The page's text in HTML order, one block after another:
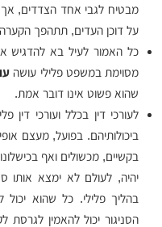
מבטיח לגבי אחד הצדדים,
על דוכן העדים, תתהפך
כל האמור לעיל בא להדגיש
מסוימת במשפט פלילי עושה
שהוא פשוט אינו דובר אמת.
לעורכי דין בכלל ועורכי דין
ביכולותיהם. בפועל, מעצם
בקשיים, מכשולים ואף
יהיה, לעולם לא ימצא אותו
בהליך פלילי. כל שהוא
הסניגור יכול להאמין לגרסת